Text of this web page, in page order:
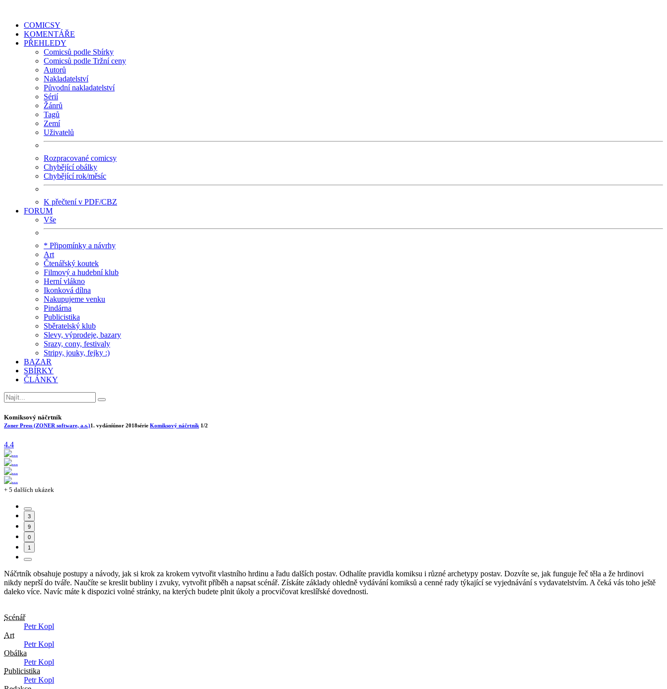
COMICSY
KOMENTÁŘE
PŘEHLEDY
Comicsů podle Sbírky
Comicsů podle Tržní ceny
Autorů
Nakladatelství
Původní nakladatelství
Sérií
Žánrů
Tagů
Zemí
Uživatelů
Rozpracované comicsy
Chybějící obálky
Chybějící rok/měsíc
K přečtení v PDF/CBZ
FORUM
Vše
* Připomínky a návrhy
Art
Čtenářský koutek
Filmový a hudební klub
Herní vlákno
Ikonková dílna
Nakupujeme venku
Pindárna
Publicistika
Sběratelský klub
Slevy, výprodeje, bazary
Srazy, cony, festivaly
Stripy, jouky, fejky :)
BAZAR
SBÍRKY
ČLÁNKY
Komiksový náčrtník
Zoner Press (ZONER software, a.s.)1. vydáníúnor 2018série Komiksový náčrtník 1/2
4.4
+ 5 dalších ukázek
3
9
0
1
Náčrtník obsahuje postupy a návody, jak si krok za krokem vytvořit vlastního hrdinu a řadu dalších postav. Odhalíte pravidla komiksu i různé archetypy postav. Dozvíte se, jak funguje řeč těla a že hrdinovi
nikdy neprší do tváře. Naučíte se kreslit bubliny i zvuky, vytvořit příběh a napsat scénář. Získáte základy ohledně vydávání komiksů a cenné rady týkající se vyjednávání s vydavatelstvím. A čeká vás toho ještě
daleko více. Navíc máte k dispozici volné stránky, na kterých budete plnit úkoly a procvičovat kreslířské dovednosti.
Scénář
Petr Kopl
Art
Petr Kopl
Obálka
Petr Kopl
Publicistika
Petr Kopl